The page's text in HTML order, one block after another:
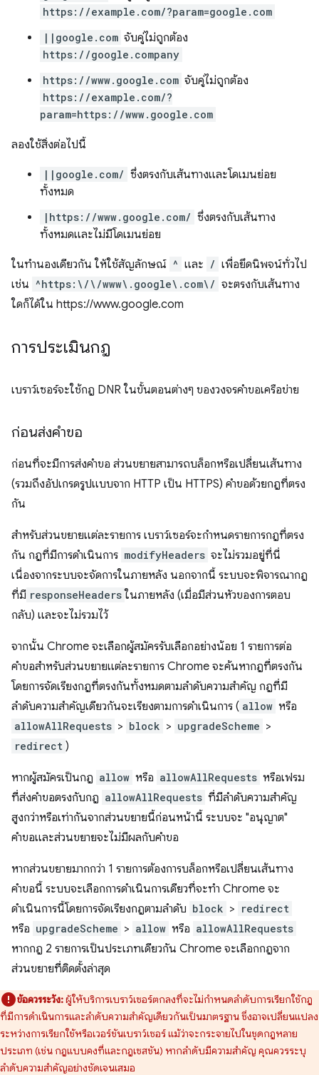
https://example.com/?param=google.com
||google.com จับคู่ไม่ถูกต้อง
https://google.company
https://www.google.com จับคู่ไม่ถูกต้อง
https://example.com/?
param=https://www.google.com
ลองใช้สิ่งต่อไปนี้
||google.com/ ซึ่งตรงกับเส้นทางและโดเมนย่อย
ทั้งหมด
|https://www.google.com/ ซึ่งตรงกับเส้นทาง
ทั้งหมดและไม่มีโดเมนย่อย
ในทำนองเดียวกัน ให้ใช้สัญลักษณ์ ^ และ / เพื่อยึดนิพจน์ทั่วไป
เช่น ^https:\/\/www\.google\.com\/ จะตรงกับเส้นทาง
ใดก็ได้ใน https://www.google.com
การประเมินกฎ
เบราว์เซอร์จะใช้กฎ DNR ในขั้นตอนต่างๆ ของวงจรคำขอเครือข่าย
ก่อนส่งคำขอ
ก่อนที่จะมีการส่งคำขอ ส่วนขยายสามารถบล็อกหรือเปลี่ยนเส้นทาง
(รวมถึงอัปเกรดรูปแบบจาก HTTP เป็น HTTPS) คำขอด้วยกฎที่ตรง
กัน
สำหรับส่วนขยายแต่ละรายการ เบราว์เซอร์จะกำหนดรายการกฎที่ตรง
กัน กฎที่มีการดำเนินการ modifyHeaders จะไม่รวมอยู่ที่นี่
เนื่องจากระบบจะจัดการในภายหลัง นอกจากนี้ ระบบจะพิจารณากฎ
ที่มี responseHeaders ในภายหลัง (เมื่อมีส่วนหัวของการตอบ
กลับ) และจะไม่รวมไว้
จากนั้น Chrome จะเลือกผู้สมัครรับเลือกอย่างน้อย 1 รายการต่อ
คำขอสำหรับส่วนขยายแต่ละรายการ Chrome จะค้นหากฎที่ตรงกัน
โดยการจัดเรียงกฎที่ตรงกันทั้งหมดตามลำดับความสำคัญ กฎที่มี
ลำดับความสำคัญเดียวกันจะเรียงตามการดำเนินการ ( allow หรือ
allowAllRequests > block > upgradeScheme >
redirect )
หากผู้สมัครเป็นกฎ allow หรือ allowAllRequests หรือเฟรม
ที่ส่งคำขอตรงกับกฎ allowAllRequests ที่มีลำดับความสำคัญ
สูงกว่าหรือเท่ากันจากส่วนขยายนี้ก่อนหน้านี้ ระบบจะ "อนุญาต"
คำขอและส่วนขยายจะไม่มีผลกับคำขอ
หากส่วนขยายมากกว่า 1 รายการต้องการบล็อกหรือเปลี่ยนเส้นทาง
คำขอนี้ ระบบจะเลือกการดำเนินการเดียวที่จะทำ Chrome จะ
ดำเนินการนี้โดยการจัดเรียงกฎตามลำดับ block > redirect
หรือ upgradeScheme > allow หรือ allowAllRequests
หากกฎ 2 รายการเป็นประเภทเดียวกัน Chrome จะเลือกกฎจาก
ส่วนขยายที่ติดตั้งล่าสุด
ข้อควรระวัง:ผู้ให้บริการเบราว์เซอร์ตกลงที่จะไม่กำหนดลำดับการเรียกใช้กฎ
ที่มีการดำเนินการและลำดับความสำคัญเดียวกันเป็นมาตรฐาน ซึ่งอาจเปลี่ยนแปลง
ระหว่างการเรียกใช้หรือเวอร์ชันเบราว์เซอร์ แม้ว่าจะกระจายไปในชุดกฎหลาย
ประเภท (เช่น กฎแบบคงที่และกฎเซสชัน) หากลำดับมีความสำคัญ คุณควรระบุ
ลำดับความสำคัญอย่างชัดเจนเสมอ